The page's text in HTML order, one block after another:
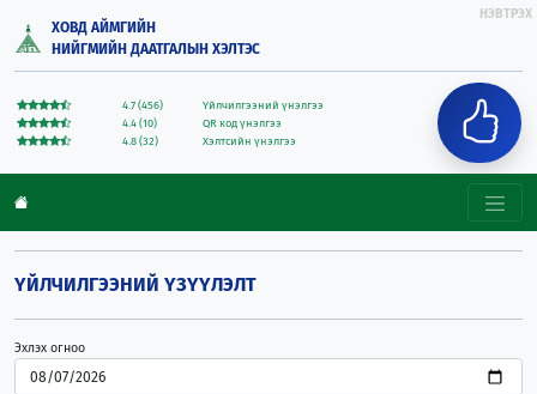
ХОВД АЙМГИЙН
НИЙГМИЙН ДААТГАЛЫН ХЭЛТЭС
4.7 (456)
Үйлчилгээний үнэлгээ
4.4 (10)
QR код үнэлгээ
4.8 (32)
Хэлтсийн үнэлгээ
НЭВТРЭХ
ҮЙЛЧИЛГЭЭНИЙ ҮЗҮҮЛЭЛТ
Эхлэх огноо